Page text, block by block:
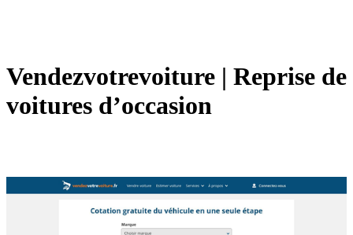
Ven­dezvot­revoitu­re | Reprise de
voitures d’occasion